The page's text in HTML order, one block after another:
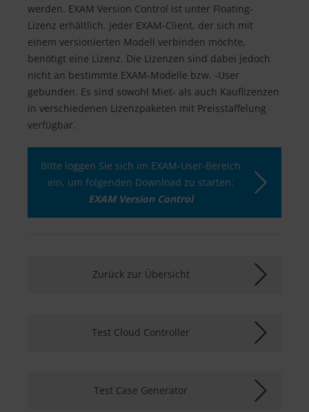
werden. EXAM Version Control ist unter Floating-
Lizenz erhältlich. Jeder EXAM-Client, der sich mit
einem versionierten Modell verbinden möchte,
benötigt eine Lizenz. Die Lizenzen sind dabei jedoch
nicht an bestimmte EXAM-Modelle bzw. -User
gebunden. Es sind sowohl Miet- als auch Kauflizenzen
in verschiedenen Lizenzpaketen mit Preisstaffelung
verfügbar.
Bitte loggen Sie sich im EXAM-User-Bereich
ein, um folgenden Download zu starten:
EXAM Version Control
Zurück zur Übersicht
Test Cloud Controller
Test Case Generator